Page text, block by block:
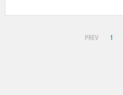
PREV 1